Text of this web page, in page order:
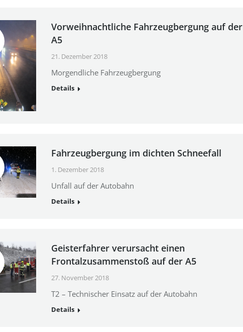
Vorweihnachtliche Fahrzeugbergung auf der
A5
21. Dezember 2018
Morgendliche Fahrzeugbergung
Details
Fahrzeugbergung im dichten Schneefall
1. Dezember 2018
Unfall auf der Autobahn
Details
Geisterfahrer verursacht einen
Frontalzusammenstoß auf der A5
27. November 2018
T2 – Technischer Einsatz auf der Autobahn
Details